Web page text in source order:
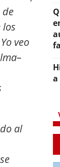
de
veo
al
a